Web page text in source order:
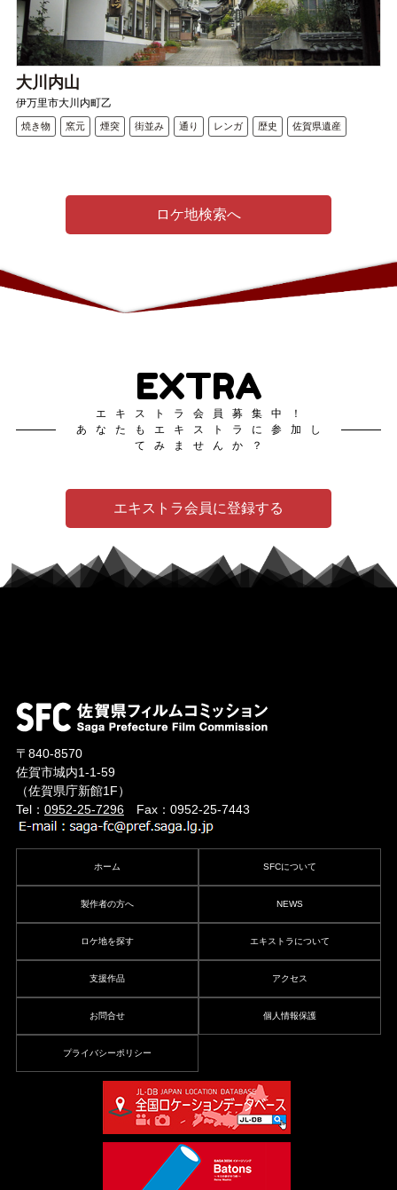
大川内山
伊万里市大川内町乙
焼き物 窯元 煙突 街並み 通り レンガ 歴史 佐賀県遺産
ロケ地検索へ
EXTRA
エキストラ会員募集中！
あなたもエキストラに参加し
てみませんか？
エキストラ会員に登録する
〒840-8570
佐賀市城内1-1-59
（佐賀県庁新館1F）
Tel： 0952-25-7296Fax：0952-25-7443
ホーム SFCについて
製作者の方へ NEWS
ロケ地を探す エキストラについて
支援作品 アクセス
お問合せ 個人情報保護
プライバシーポリシー